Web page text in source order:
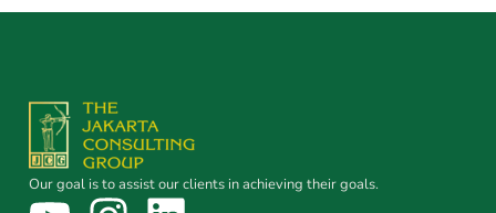
Our goal is to assist our clients in achieving their goals.